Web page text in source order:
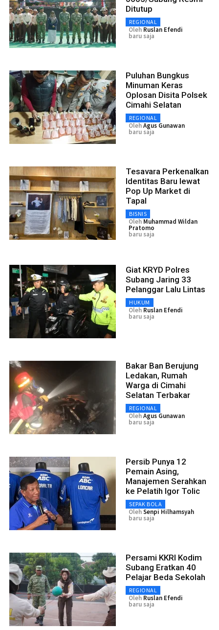
Ditutup
REGIONAL
Oleh Ruslan Efendi
baru saja
Puluhan Bungkus
Minuman Keras
Oplosan Disita Polsek
Cimahi Selatan
REGIONAL
OlehAgus Gunawan
baru saja
Tesavara Perkenalkan
Identitas Baru lewat
Pop Up Market di
Tapal
BISNIS
Oleh Muhammad Wildan
Pratomo
baru saja
Giat KRYD Polres
Subang Jaring 33
Pelanggar Lalu Lintas
HUKUM
Oleh Ruslan Efendi
baru saja
Bakar Ban Berujung
Ledakan, Rumah
Warga di Cimahi
Selatan Terbakar
REGIONAL
OlehAgus Gunawan
baru saja
Persib Punya 12
Pemain Asing,
Manajemen Serahkan
ke Pelatih Igor Tolic
SEPAK BOLA
OlehSenpi Hilhamsyah
baru saja
Persami KKRI Kodim
Subang Eratkan 40
Pelajar Beda Sekolah
REGIONAL
Oleh Ruslan Efendi
baru saja